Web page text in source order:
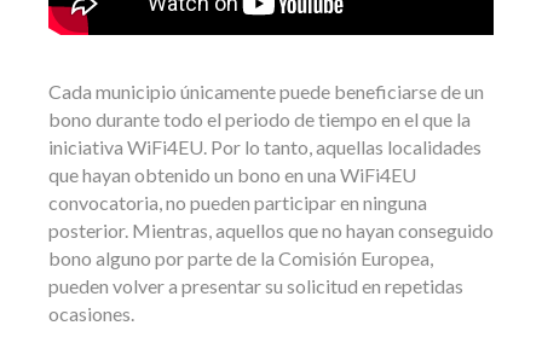
Cada municipio únicamente puede beneficiarse de un
bono durante todo el periodo de tiempo en el que la
iniciativa WiFi4EU. Por lo tanto, aquellas localidades
que hayan obtenido un bono en una WiFi4EU
convocatoria, no pueden participar en ninguna
posterior. Mientras, aquellos que no hayan conseguido
bono alguno por parte de la Comisión Europea,
pueden volver a presentar su solicitud en repetidas
ocasiones.